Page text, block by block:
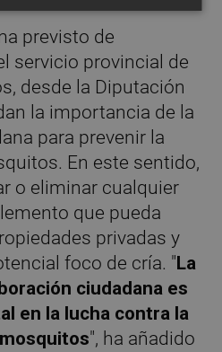
previsto de
servicio provincial de
desde la Diputación
la importancia de la
para prevenir la
En este sentido,
o eliminar cualquier
que pueda
privadas y
foco de cría. "La
ciudadana es
en la lucha contra la
", ha añadido